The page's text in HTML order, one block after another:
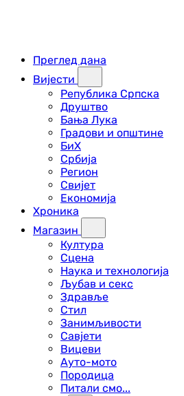
Преглед дана
Вијести
Република Српска
Друштво
Бања Лука
Градови и општине
БиХ
Србија
Регион
Свијет
Економија
Хроника
Магазин
Култура
Сцена
Наука и технологија
Љубав и секс
Здравље
Стил
Занимљивости
Савјети
Вицеви
Ауто-мото
Породица
Питали смо...